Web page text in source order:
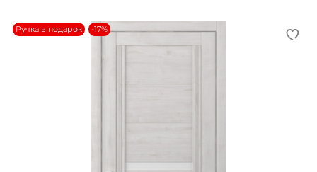
Ручка в подарок -17%